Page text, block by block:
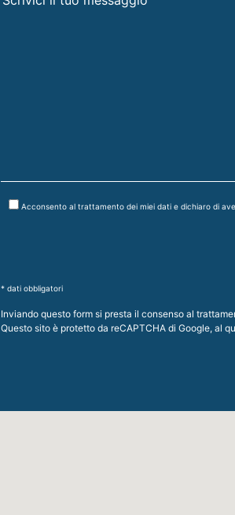
Acconsento al trattamento dei miei dati e dichiaro di
* dati obbligatori
Inviando questo form si presta il consenso al
Questo sito è protetto da reCAPTCHA di Google, al